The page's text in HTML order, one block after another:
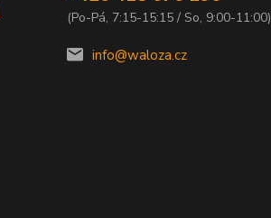
(Po-Pá, 7:15-15:15 / So, 9:00-11:00)
info@waloza.cz